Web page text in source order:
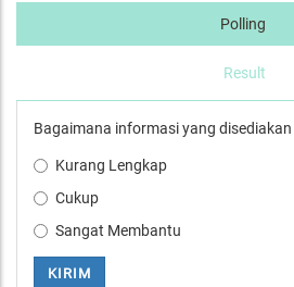
Polling
Result
Bagaimana informasi yang disediakan
Kurang Lengkap
Cukup
Sangat Membantu
KIRIM